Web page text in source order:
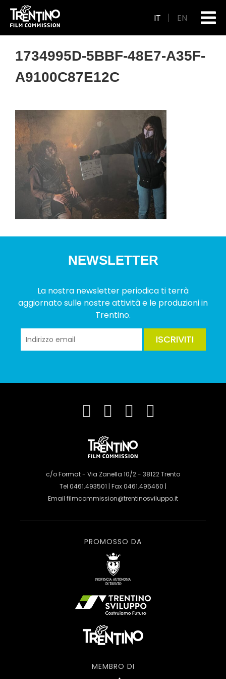
IT EN
1734995D-5BBF-48E7-A35F-
A9100C87E12C
NEWSLETTER
La nostra newsletter periodica ti terrà
aggiornato sulle nostre attività e le produzioni in
Trentino.
ISCRIVITI
c/o Format - Via Zanella 10/2 - 38122 Trento
Tel 0461.493501 | Fax 0461.495460 |
Email filmcommission@trentinosviluppo.it
PROMOSSO DA
MEMBRO DI